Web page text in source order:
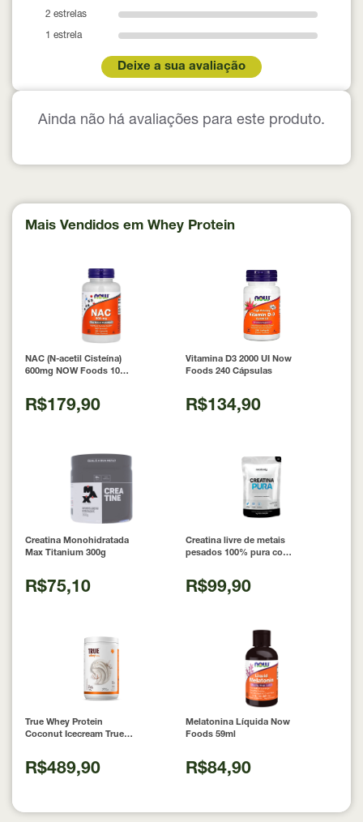
2 estrelas
1 estrela
Deixe a sua avaliação
Ainda não há avaliações para este produto.
Mais Vendidos em Whey Protein
NAC (N-acetil Cisteína)
600mg NOW Foods 100
R$179,90
Vitamina D3 2000 UI Now
Foods 240 Cápsulas
R$134,90
Creatina Monohidratada
Max Titanium 300g
R$75,10
Creatina livre de metais
pesados 100% pura com
Nutrition
R$99,90
True Whey Protein
Coconut Icecream True
R$489,90
Melatonina Líquida Now
Foods 59ml
R$84,90